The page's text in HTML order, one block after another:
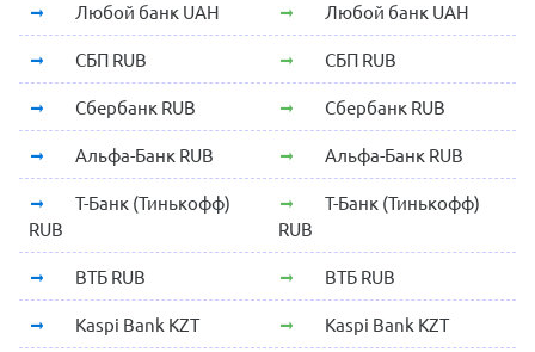
Любой банк UAH Любой банк UAH
СБП RUB СБП RUB
Сбербанк RUB Сбербанк RUB
Альфа-Банк RUB Альфа-Банк RUB
Т-Банк (Тинькофф)
RUB
Т-Банк (Тинькофф)
RUB
ВТБ RUB ВТБ RUB
Kaspi Bank KZT Kaspi Bank KZT